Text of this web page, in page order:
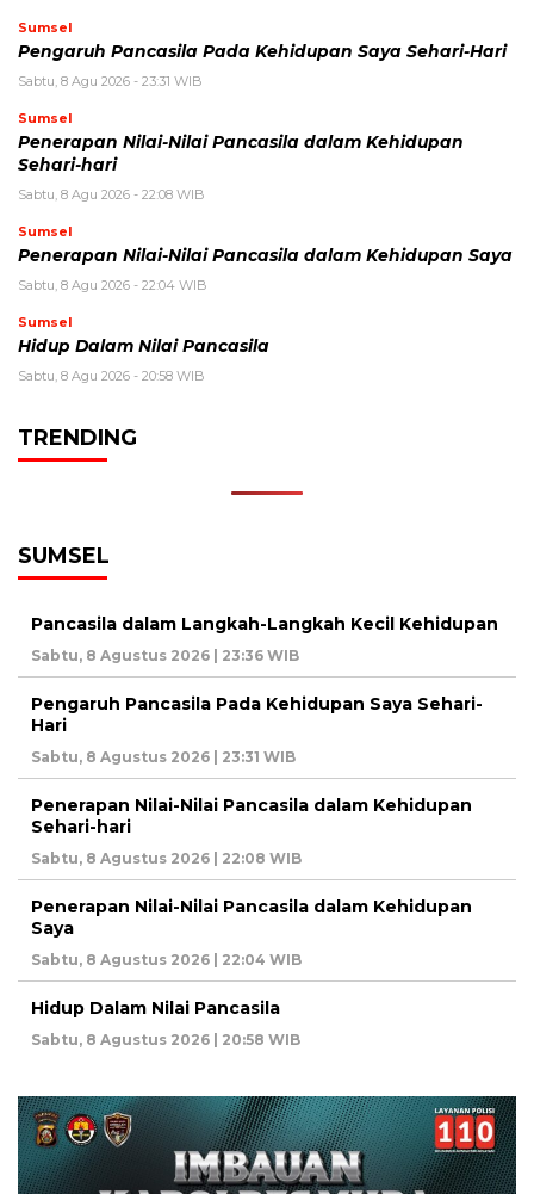
Sumsel
Pengaruh Pancasila Pada Kehidupan Saya Sehari-Hari
Sabtu, 8 Agu 2026 - 23:31 WIB
Sumsel
Penerapan Nilai-Nilai Pancasila dalam Kehidupan
Sehari-hari
Sabtu, 8 Agu 2026 - 22:08 WIB
Sumsel
Penerapan Nilai-Nilai Pancasila dalam Kehidupan Saya
Sabtu, 8 Agu 2026 - 22:04 WIB
Sumsel
Hidup Dalam Nilai Pancasila
Sabtu, 8 Agu 2026 - 20:58 WIB
TRENDING
SUMSEL
Pancasila dalam Langkah-Langkah Kecil Kehidupan
Sabtu, 8 Agustus 2026 | 23:36 WIB
Pengaruh Pancasila Pada Kehidupan Saya Sehari-
Hari
Sabtu, 8 Agustus 2026 | 23:31 WIB
Penerapan Nilai-Nilai Pancasila dalam Kehidupan
Sehari-hari
Sabtu, 8 Agustus 2026 | 22:08 WIB
Penerapan Nilai-Nilai Pancasila dalam Kehidupan
Saya
Sabtu, 8 Agustus 2026 | 22:04 WIB
Hidup Dalam Nilai Pancasila
Sabtu, 8 Agustus 2026 | 20:58 WIB